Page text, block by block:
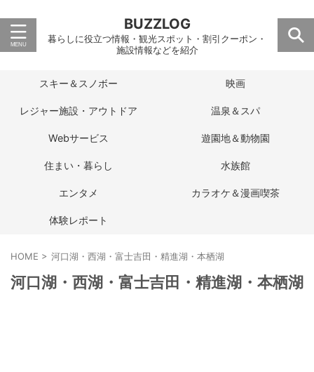
BUZZLOG
暮らしに役立つ情報・観光スポット・割引クーポン・
施設情報などを紹介
スキー＆スノボー 映画
レジャー施設・アウトドア 温泉＆スパ
Webサービス 遊園地＆動物園
住まい・暮らし 水族館
エンタメ カラオケ＆漫画喫茶
体験レポート
HOME > 河口湖・西湖・富士吉田・精進湖・本栖湖
河口湖・西湖・富士吉田・精進湖・本栖湖